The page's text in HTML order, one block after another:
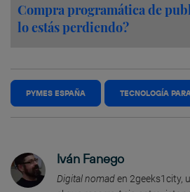
Compra programática de
lo estás perdiendo?
PYMES ESPAÑA TECNOLOGÍA
Iván Fanego
Digital nomaden 2geeks1city,